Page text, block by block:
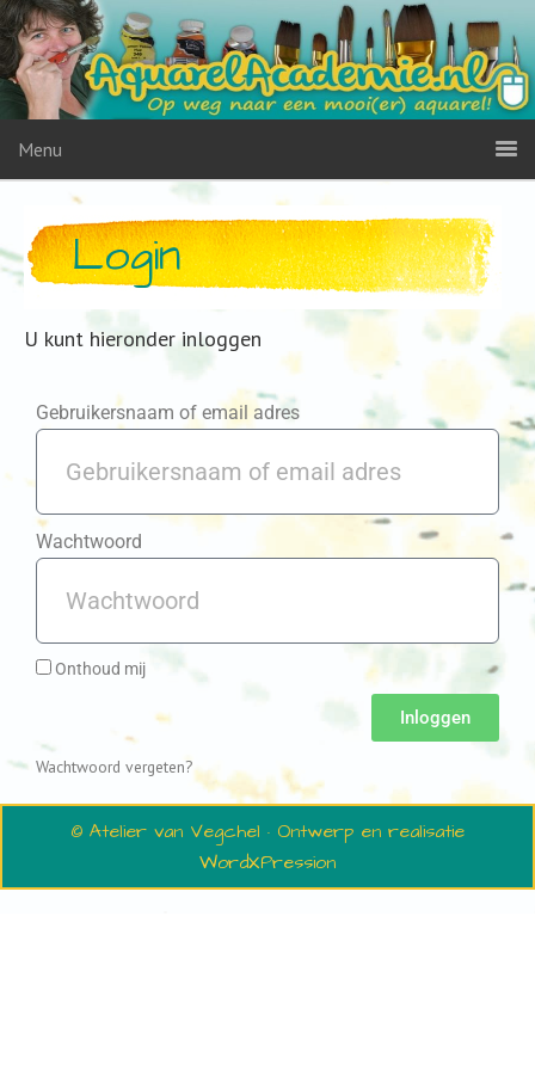
Menu
Login
U kunt hieronder inloggen
Gebruikersnaam of email adres
Wachtwoord
Onthoud mij
Inloggen
Wachtwoord vergeten?
© Atelier van Vegchel · Ontwerp en realisatie
WordXPression